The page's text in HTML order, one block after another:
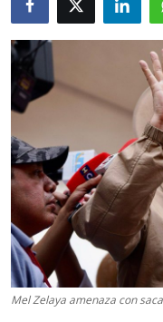
Mel Zelaya amenaza con